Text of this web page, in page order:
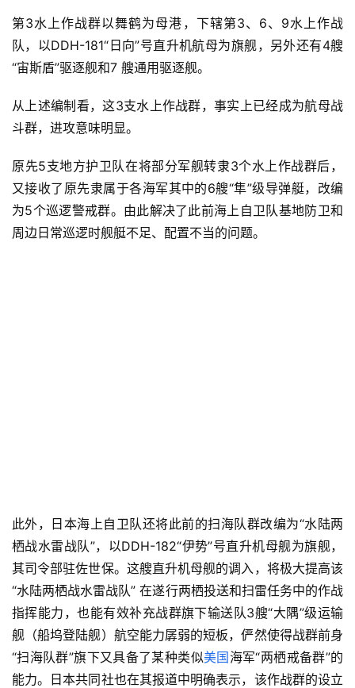
第3水上作战群以舞鹤为母港，下辖第3、6、9水上作战
队，以DDH-181“日向”号直升机航母为旗舰，另外还有4艘
“宙斯盾”驱逐舰和7 艘通用驱逐舰。
从上述编制看，这3支水上作战群，事实上已经成为航母战
斗群，进攻意味明显。
原先5支地方护卫队在将部分军舰转隶3个水上作战群后，
又接收了原先隶属于各海军其中的6艘“隼”级导弹艇，改编
为5个巡逻警戒群。由此解决了此前海上自卫队基地防卫和
周边日常巡逻时舰艇不足、配置不当的问题。
此外，日本海上自卫队还将此前的扫海队群改编为“水陆两
栖战水雷战队”，以DDH-182“伊势”号直升机母舰为旗舰，
其司令部驻佐世保。这艘直升机母舰的调入，将极大提高该
“水陆两栖战水雷战队” 在遂行两栖投送和扫雷任务中的作战
指挥能力，也能有效补充战群旗下输送队3艘“大隅”级运输
舰（船坞登陆舰）航空能力孱弱的短板，俨然使得战群前身
“扫海队群”旗下又具备了某种类似美国海军“两栖戒备群”的
能力。日本共同社也在其报道中明确表示，该作战群的设立